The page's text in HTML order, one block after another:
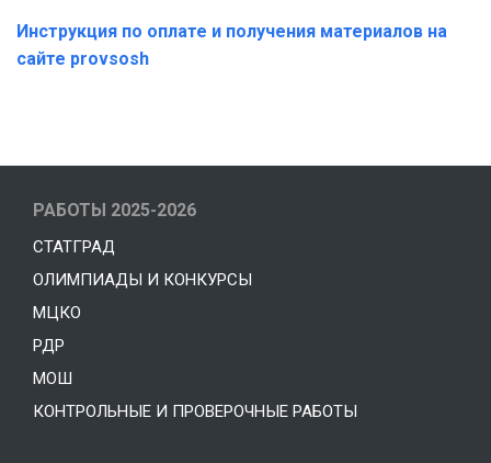
Инструкция по оплате и получения материалов на
сайте provsosh
РАБОТЫ 2025-2026
СТАТГРАД
ОЛИМПИАДЫ И КОНКУРСЫ
МЦКО
РДР
МОШ
КОНТРОЛЬНЫЕ И ПРОВЕРОЧНЫЕ РАБОТЫ